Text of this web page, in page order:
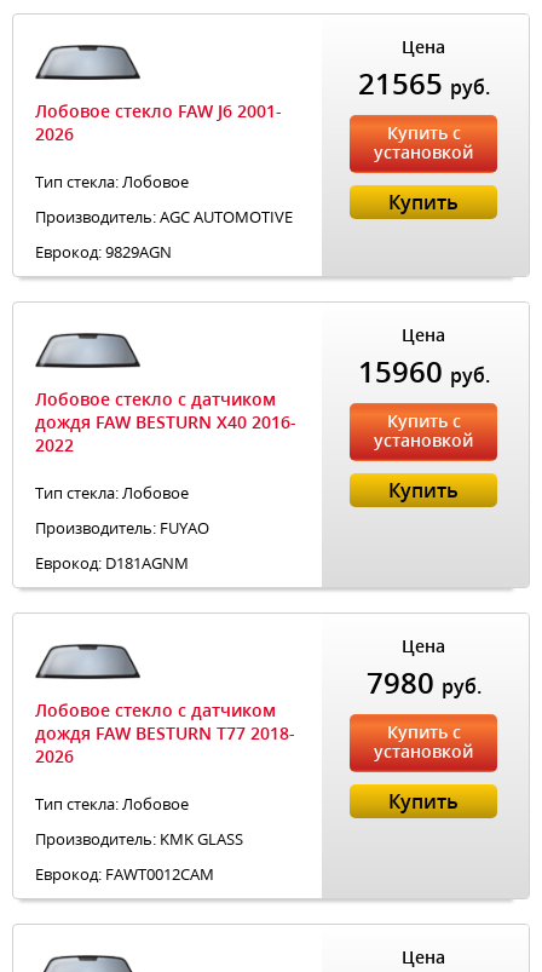
Лобовое стекло FAW J6 2001-
2026
Тип стекла: Лобовое
Производитель: AGC AUTOMOTIVE
Еврокод: 9829AGN
Цена
21565 руб.
Купить с
установкой
Купить
Лобовое стекло с датчиком
дождя FAW BESTURN X40 2016-
2022
Тип стекла: Лобовое
Производитель: FUYAO
Еврокод: D181AGNM
Цена
15960 руб.
Купить с
установкой
Купить
Лобовое стекло с датчиком
дождя FAW BESTURN T77 2018-
2026
Тип стекла: Лобовое
Производитель: KMK GLASS
Еврокод: FAWT0012CAM
Цена
7980 руб.
Купить с
установкой
Купить
Цена